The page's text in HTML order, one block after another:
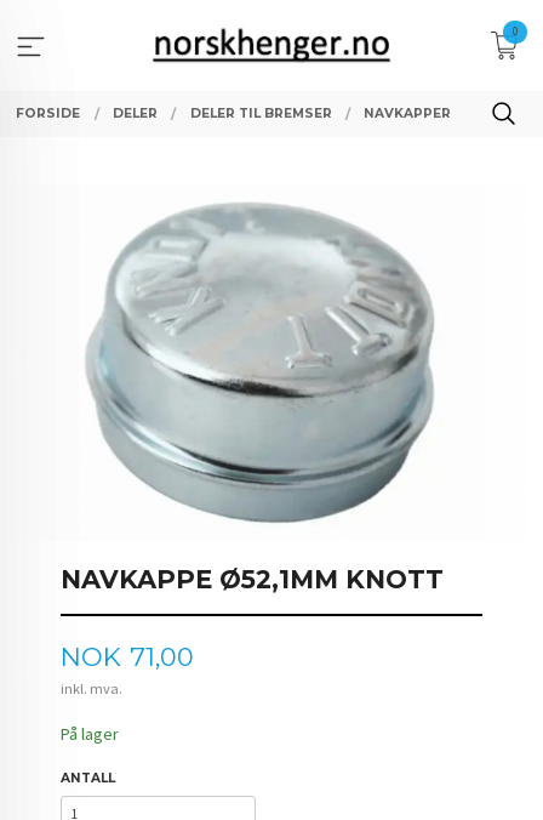
innholdet
0
FORSIDE DELER DELER TIL BREMSER NAVKAPPER
NAVKAPPE Ø52,1MM KNOTT
Pris
NOK 71,00
inkl. mva.
På lager
ANTALL